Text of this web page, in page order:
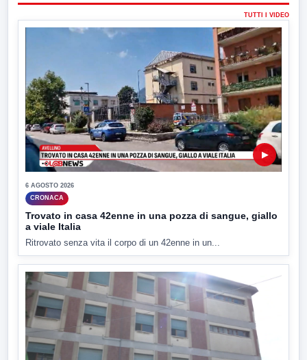
TUTTI I VIDEO
▶
6 AGOSTO 2026
CRONACA
Trovato in casa 42enne in una pozza di sangue, giallo
a viale Italia
Ritrovato senza vita il corpo di un 42enne in un...